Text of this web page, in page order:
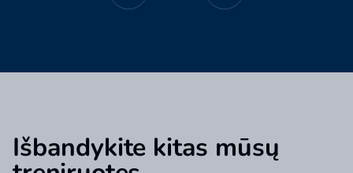
Išbandykite kitas mūsų